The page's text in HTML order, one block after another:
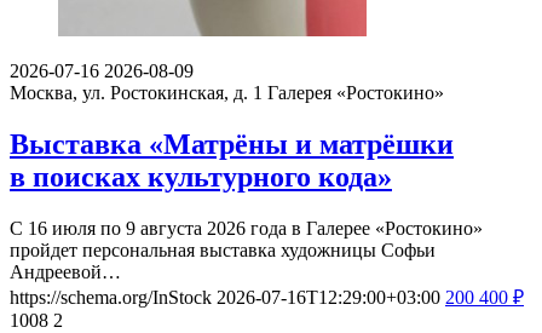
2026-07-16 2026-08-09
Москва, ул. Ростокинская, д. 1 Галерея «Ростокино»
Выставка «Матрёны и матрёшки
в поисках культурного кода»
С 16 июля по 9 августа 2026 года в Галерее «Ростокино»
пройдет персональная выставка художницы Софьи
Андреевой…
https://schema.org/InStock 2026-07-16T12:29:00+03:00 200 400 ₽
1008 2